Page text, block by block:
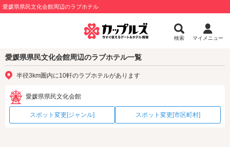
愛媛県県民文化会館周辺のラブホテル
検索 マイメニュー
愛媛県県民文化会館周辺のラブホテル一覧
半径3km圏内に10軒のラブホテルがあります
愛媛県県民文化会館
スポット変更[ジャンル] スポット変更[市区町村]